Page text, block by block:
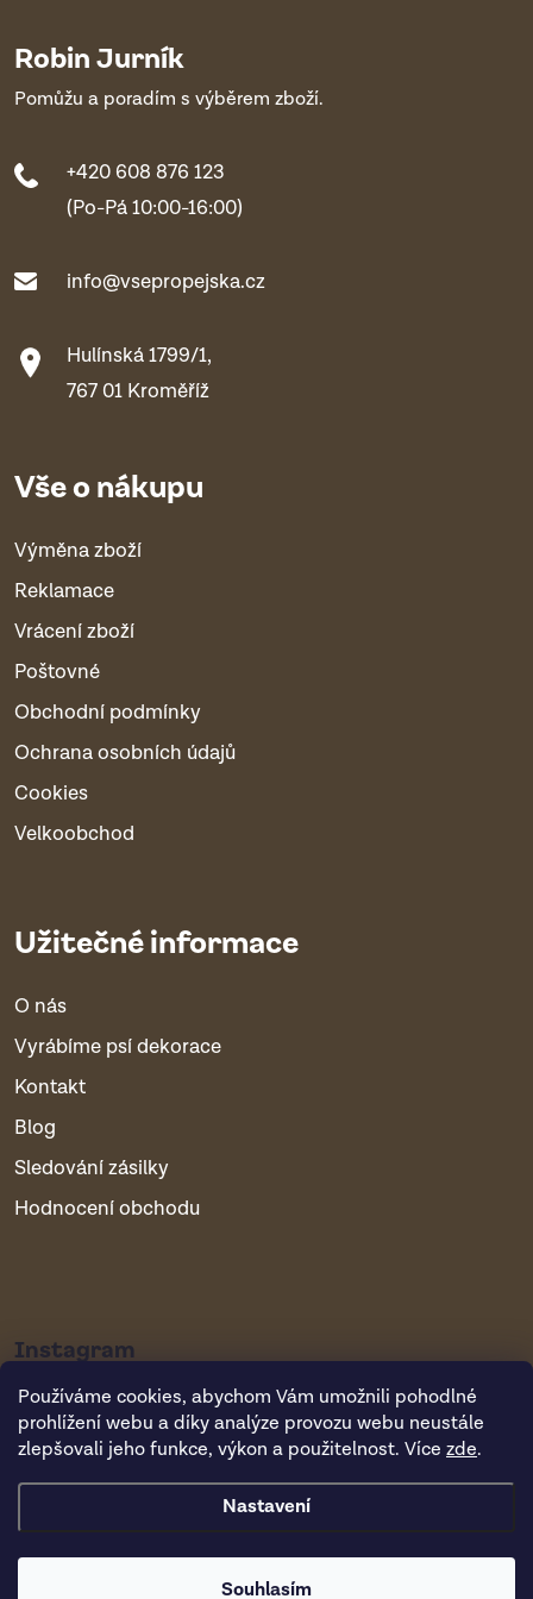
Používáme cookies, abychom Vám umožnili pohodlné
prohlížení webu a díky analýze provozu webu neustále
zlepšovali jeho funkce, výkon a použitelnost. Více zde.
Nastavení
Souhlasím
Robin Jurník
Pomůžu a poradím s výběrem zboží.
+420 608 876 123
(Po-Pá 10:00-16:00)
info@vsepropejska.cz
Hulínská 1799/1,
767 01 Kroměříž
Vše o nákupu
Výměna zboží
Reklamace
Vrácení zboží
Poštovné
Obchodní podmínky
Ochrana osobních údajů
Cookies
Velkoobchod
Užitečné informace
O nás
Vyrábíme psí dekorace
Kontakt
Blog
Sledování zásilky
Hodnocení obchodu
Instagram
Copyright 2026Vsepropejska.cz. Všechna práva vyhrazena.